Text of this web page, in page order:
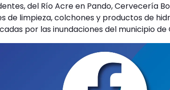
del Río Acre en Pando, Cervecería
de limpieza, colchones y productos de
por las inundaciones del municipio de